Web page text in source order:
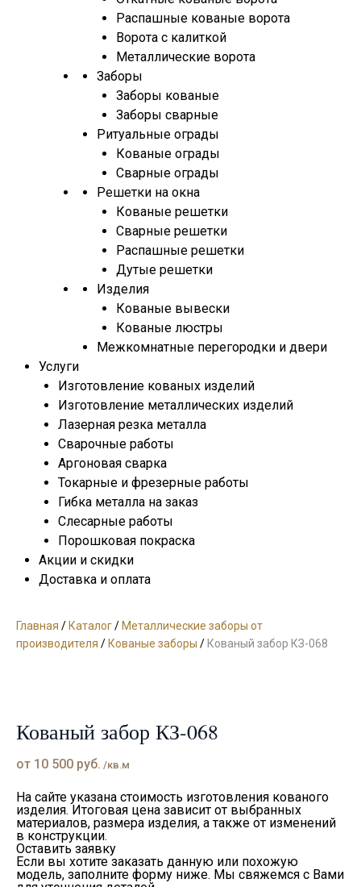
Распашные кованые ворота
Ворота с калиткой
Металлические ворота
Заборы
Заборы кованые
Заборы сварные
Ритуальные ограды
Кованые ограды
Сварные ограды
Решетки на окна
Кованые решетки
Сварные решетки
Распашные решетки
Дутые решетки
Изделия
Кованые вывески
Кованые люстры
Межкомнатные перегородки и двери
Услуги
Изготовление кованых изделий
Изготовление металлических изделий
Лазерная резка металла
Сварочные работы
Аргоновая сварка
Токарные и фрезерные работы
Гибка металла на заказ
Слесарные работы
Порошковая покраска
Акции и скидки
Доставка и оплата
Главная /Каталог/Металлические заборы от
производителя /Кованые заборы /Кованый забор КЗ-068
Кованый забор КЗ-068
от 10 500 руб. /кв.м
На сайте указана стоимость изготовления кованого
изделия. Итоговая цена зависит от выбранных
материалов, размера изделия, а также от изменений
в конструкции.
Оставить заявку
Если вы хотите заказать данную или похожую
модель, заполните форму ниже. Мы свяжемся с Вами